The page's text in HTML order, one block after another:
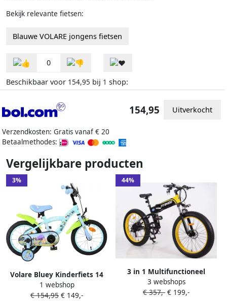
Bekijk relevante fietsen:
Blauwe VOLARE jongens fietsen
0
Beschikbaar voor 154,95 bij 1 shop:
Verzendkosten: Gratis vanaf € 20
Betaalmethodes:
154,95 Uitverkocht
Vergelijkbare producten
3%
Volare Bluey Kinderfiets 14
inch Lichtblauw
1 webshop
€ 154,95 € 149,-
44%
3 in 1 Multifunctioneel
Ombouwbare
Kinderdriewieler Kinder trike
3 webshops
€ 357,- € 199,-